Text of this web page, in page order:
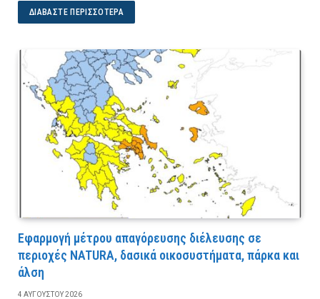
ΔΙΑΒΆΣΤΕ ΠΕΡΙΣΣΌΤΕΡΑ
Εφαρμογή μέτρου απαγόρευσης διέλευσης σε
περιοχές NATURA, δασικά οικοσυστήματα, πάρκα και
άλση
4 ΑΥΓΟΎΣΤΟΥ 2026